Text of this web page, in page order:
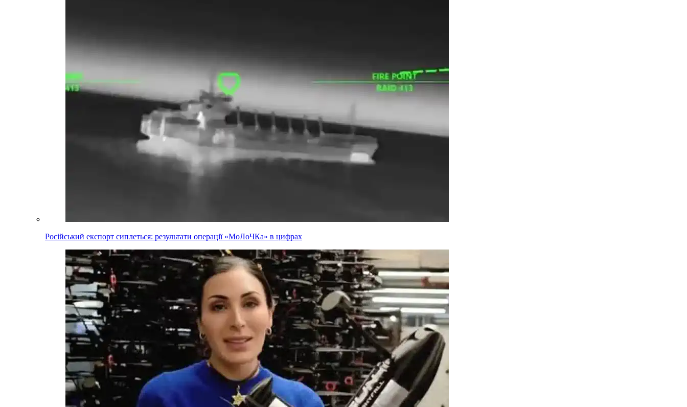
Російський експорт сиплеться: результати операції «МоЛоЧКа» в цифрах